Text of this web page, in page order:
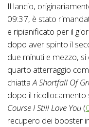
Il lancio,
09:37, è stato
e ripianificato per il
dopo aver spinto il
due minuti e mezzo,
quarto atterraggio
chiattaA Shortfall Of
dopo il ricollocamento
Course I Still Love You (
recupero dei booster